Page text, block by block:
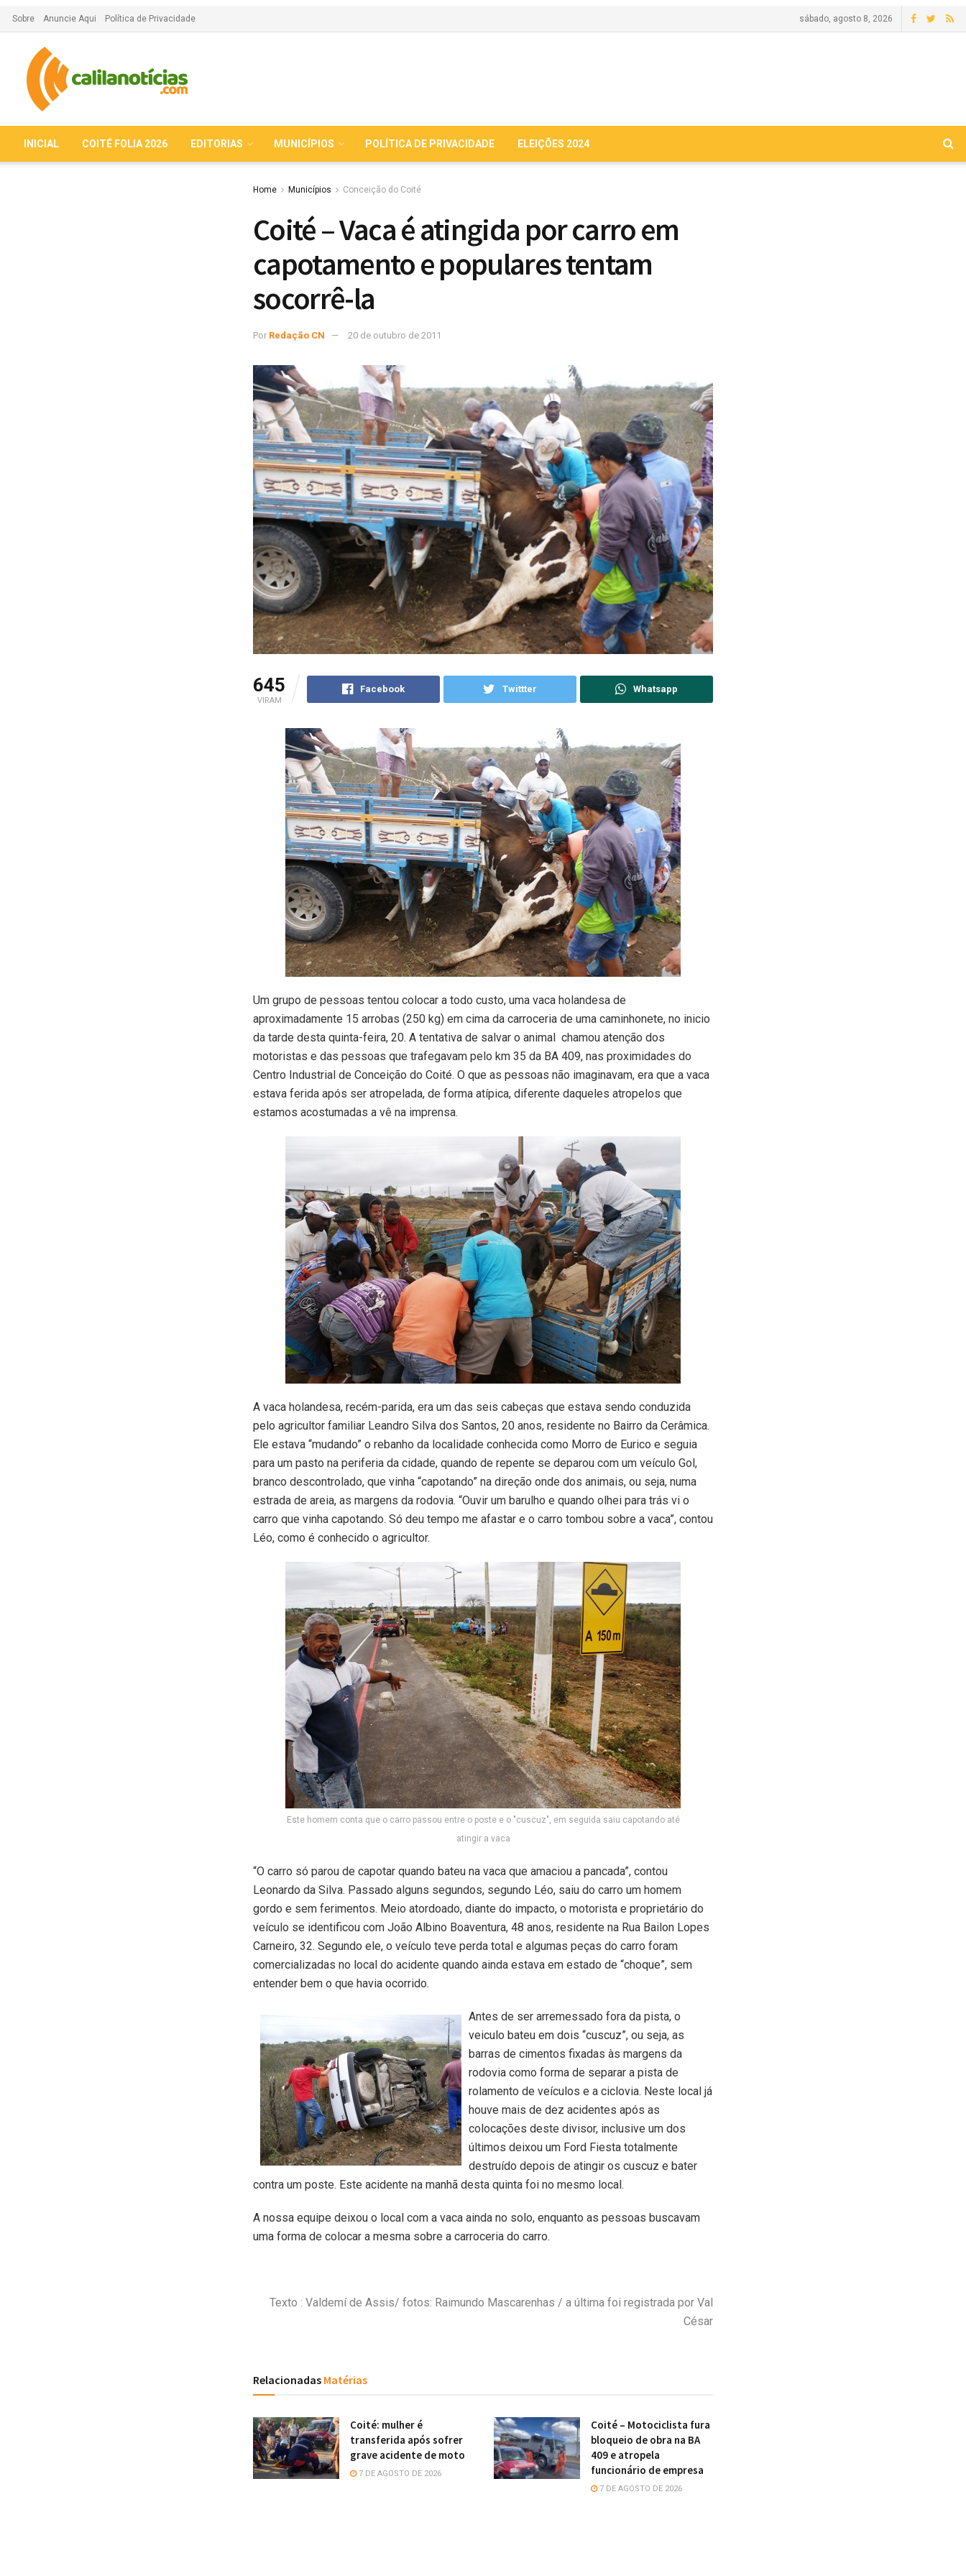
Sobre Anuncie Aqui Política de Privacidade sábado, agosto 8, 2026
INICIAL COITÉ FOLIA 2026 EDITORIAS MUNICÍPIOS POLÍTICA DE PRIVACIDADE ELEIÇÕES 2024
Home Municípios Conceição do Coité
Coité – Vaca é atingida por carro em
capotamento e populares tentam
socorrê-la
Por Redação CN 20 de outubro de 2011
645
VIRAM
Facebook Twittter Whatsapp
Um grupo de pessoas tentou colocar a todo custo, uma vaca holandesa de
aproximadamente 15 arrobas (250 kg) em cima da carroceria de uma caminhonete, no inicio
da tarde desta quinta-feira, 20. A tentativa de salvar o animal chamou atenção dos
motoristas e das pessoas que trafegavam pelo km 35 da BA 409, nas proximidades do
Centro Industrial de Conceição do Coité. O que as pessoas não imaginavam, era que a vaca
estava ferida após ser atropelada, de forma atípica, diferente daqueles atropelos que
estamos acostumadas a vê na imprensa.
A vaca holandesa, recém-parida, era um das seis cabeças que estava sendo conduzida
pelo agricultor familiar Leandro Silva dos Santos, 20 anos, residente no Bairro da Cerâmica.
Ele estava “mudando” o rebanho da localidade conhecida como Morro de Eurico e seguia
para um pasto na periferia da cidade, quando de repente se deparou com um veículo Gol,
branco descontrolado, que vinha “capotando” na direção onde dos animais, ou seja, numa
estrada de areia, as margens da rodovia. “Ouvir um barulho e quando olhei para trás vi o
carro que vinha capotando. Só deu tempo me afastar e o carro tombou sobre a vaca”, contou
Léo, como é conhecido o agricultor.
Este homem conta que o carro passou entre o poste e o "cuscuz", em seguida saiu capotando até
atingir a vaca
“O carro só parou de capotar quando bateu na vaca que amaciou a pancada”, contou
Leonardo da Silva. Passado alguns segundos, segundo Léo, saiu do carro um homem
gordo e sem ferimentos. Meio atordoado, diante do impacto, o motorista e proprietário do
veículo se identificou com João Albino Boaventura, 48 anos, residente na Rua Bailon Lopes
Carneiro, 32. Segundo ele, o veículo teve perda total e algumas peças do carro foram
comercializadas no local do acidente quando ainda estava em estado de “choque”, sem
entender bem o que havia ocorrido.
Antes de ser arremessado fora da pista, o
veiculo bateu em dois “cuscuz”, ou seja, as
barras de cimentos fixadas às margens da
rodovia como forma de separar a pista de
rolamento de veículos e a ciclovia. Neste local já
houve mais de dez acidentes após as
colocações deste divisor, inclusive um dos
últimos deixou um Ford Fiesta totalmente
destruído depois de atingir os cuscuz e bater
contra um poste. Este acidente na manhã desta quinta foi no mesmo local.
A nossa equipe deixou o local com a vaca ainda no solo, enquanto as pessoas buscavam
uma forma de colocar a mesma sobre a carroceria do carro.
Texto : Valdemí de Assis/ fotos: Raimundo Mascarenhas / a última foi registrada por Val
César
Relacionadas Matérias
Coité: mulher é
transferida após sofrer
grave acidente de moto
7 DE AGOSTO DE 2026
Coité – Motociclista fura
bloqueio de obra na BA
409 e atropela
funcionário de empresa
7 DE AGOSTO DE 2026